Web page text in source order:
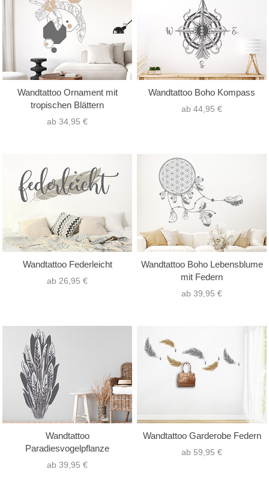
Wandtattoo Ornament mit
tropischen Blättern
ab 34,95 €
Wandtattoo Boho Kompass
ab 44,95 €
Wandtattoo Federleicht
ab 26,95 €
Wandtattoo Boho Lebensblume
mit Federn
ab 39,95 €
Wandtattoo
Paradiesvogelpflanze
ab 39,95 €
Wandtattoo Garderobe Federn
ab 59,95 €